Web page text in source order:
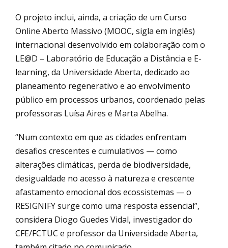
O projeto inclui, ainda, a criação de um Curso
Online Aberto Massivo (MOOC, sigla em inglês)
internacional desenvolvido em colaboração com o
LE@D – Laboratório de Educação a Distância e E-
learning, da Universidade Aberta, dedicado ao
planeamento regenerativo e ao envolvimento
público em processos urbanos, coordenado pelas
professoras Luísa Aires e Marta Abelha.
“Num contexto em que as cidades enfrentam
desafios crescentes e cumulativos — como
alterações climáticas, perda de biodiversidade,
desigualdade no acesso à natureza e crescente
afastamento emocional dos ecossistemas — o
RESIGNIFY surge como uma resposta essencial”,
considera Diogo Guedes Vidal, investigador do
CFE/FCTUC e professor da Universidade Aberta,